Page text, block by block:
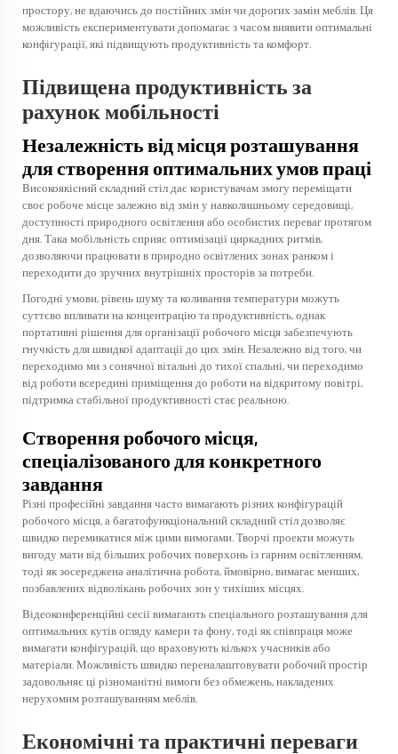
простору, не вдаючись до постійних змін чи дорогих замін меблів. Ця
можливість експериментувати допомагає з часом виявити оптимальні
конфігурації, які підвищують продуктивність та комфорт.
Підвищена продуктивність за
рахунок мобільності
Незалежність від місця розташування
для створення оптимальних умов праці
Високоякісний складний стіл дає користувачам змогу переміщати
своє робоче місце залежно від змін у навколишньому середовищі,
доступності природного освітлення або особистих переваг протягом
дня. Така мобільність сприяє оптимізації циркадних ритмів,
дозволяючи працювати в природно освітлених зонах ранком і
переходити до зручних внутрішніх просторів за потреби.
Погодні умови, рівень шуму та коливання температури можуть
суттєво впливати на концентрацію та продуктивність, однак
портативні рішення для організації робочого місця забезпечують
гнучкість для швидкої адаптації до цих змін. Незалежно від того, чи
переходимо ми з сонячної вітальні до тихої спальні, чи переходимо
від роботи всередині приміщення до роботи на відкритому повітрі,
підтримка стабільної продуктивності стає реальною.
Створення робочого місця,
спеціалізованого для конкретного
завдання
Різні професійні завдання часто вимагають різних конфігурацій
робочого місця, а багатофункціональний складний стіл дозволяє
швидко перемикатися між цими вимогами. Творчі проекти можуть
вигоду мати від більших робочих поверхонь із гарним освітленням,
тоді як зосереджена аналітична робота, ймовірно, вимагає менших,
позбавлених відволікань робочих зон у тихіших місцях.
Відеоконференційні сесії вимагають спеціального розташування для
оптимальних кутів огляду камери та фону, тоді як співпраця може
вимагати конфігурацій, що враховують кількох учасників або
матеріали. Можливість швидко переналаштовувати робочий простір
задовольняє ці різноманітні вимоги без обмежень, накладених
нерухомим розташуванням меблів.
Економічні та практичні переваги